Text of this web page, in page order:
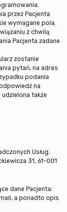
przez Pacjenta
wymagane pola.
z chwilą
Pacjenta zadane
zostanie
pytań, na adres
podania
na
także
Usług.
31, 61-001
dane Pacjenta:
a ponadto opis